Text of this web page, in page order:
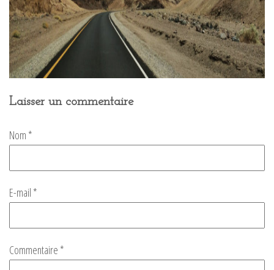
Laisser un commentaire
Commentaire *
Nom *
E-mail *